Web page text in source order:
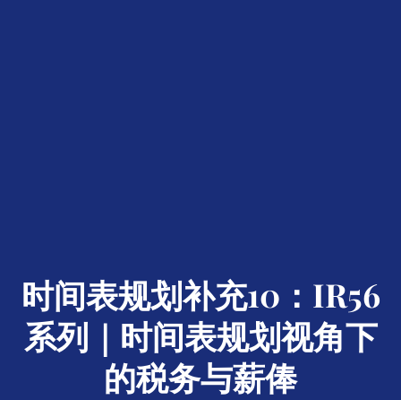
时间表规划补充10：IR56
系列｜时间表规划视角下
的税务与薪俸